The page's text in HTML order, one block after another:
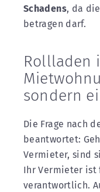
Schadens, da
betragen darf.
Rollladen
sondern
Die Frage nach
beantwortet:
Vermieter, sind
Ihr Vermieter ist
verantwortlich.